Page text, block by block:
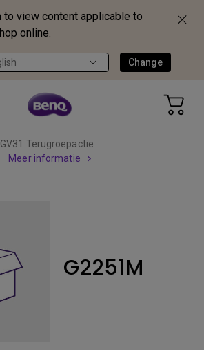
to view content applicable to
online.
Change
GV31 Terugroepactie
Meer informatie
G2251M